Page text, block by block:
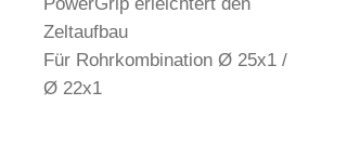
Zeltaufbau
Für Rohrkombination Ø 25x1 /
Ø 22x1